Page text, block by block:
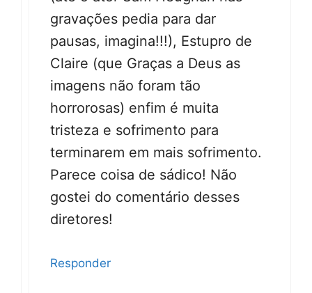
gravações pedia para dar
pausas, imagina!!!), Estupro de
Claire (que Graças a Deus as
imagens não foram tão
horrorosas) enfim é muita
tristeza e sofrimento para
terminarem em mais sofrimento.
Parece coisa de sádico! Não
gostei do comentário desses
diretores!
Responder